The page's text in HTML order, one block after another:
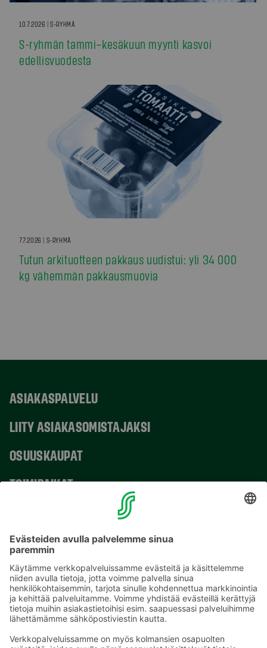
10.7.2026 | S-RYHMÄ
S-ryhmän tammi–kesäkuun myynti kasvoi
edellisvuodesta
7.7.2026 | S-RYHMÄ
Tutun arkituotteen pakkaus uudistui: yli 34 000
kg vähemmän pakkausmuovia
ASIAKASPALVELU
LIITY ASIAKASOMISTAJAKSI
OSUUSKAUPAT
TOIMIPAIKAT
Sähköpostiosoitteet S-ryhmässä ovat muotoa
etunimi.sukunimi@sok.fi